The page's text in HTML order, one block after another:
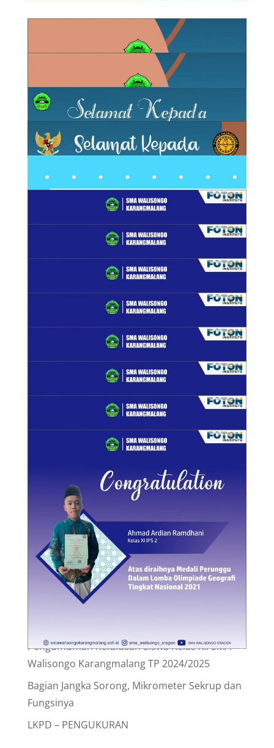
Ilmiah Karya Kegiatan
Laporan BOS Pengumuman Profil Uncategorized
Post Terbaru
Rekapitulasi Realisasi Penggunaan Dana BOSP
Periode Tanggal 1 Juli s.d 31 Desember 2026
Tahap 2 SMA Walisongo Karangmalang
Pengumuman Kelulusan Siswa Kelas XII SMA
Pengumuman Kelulusan Siswa Kelas XII SMA
Walisongo Karangmalang TP 2024/2025
Bagian Jangka Sorong, Mikrometer Sekrup dan
Fungsinya
LKPD – PENGUKURAN